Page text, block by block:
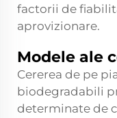
factorii de
aprovizionare.
Modele ale
Cererea de pe
biodegradabili
determinate de